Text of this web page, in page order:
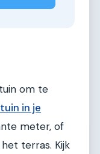
om te
in je
meter, of
terras. Kijk